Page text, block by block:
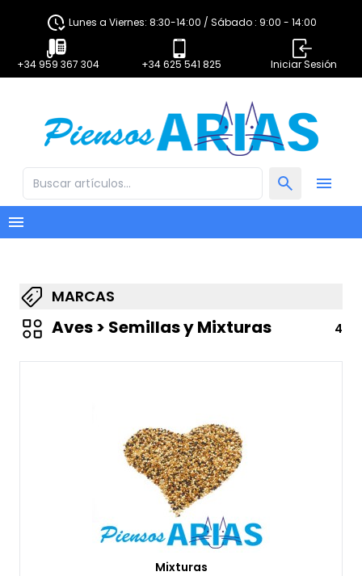
Lunes a Viernes: 8:30-14:00 / Sábado : 9:00 - 14:00
+34 959 367 304 +34 625 541 825 Iniciar Sesión
MARCAS
Aves > Semillas y Mixturas 4
Mixturas